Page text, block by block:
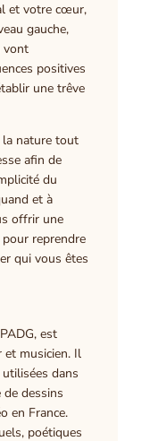
et votre cœur,
gauche,
vont
positives
une trêve
la nature tout
afin de
du
et à
offrir une
reprendre
qui vous êtes
est
et musicien. Il
dans
dessins
en France.
poétiques